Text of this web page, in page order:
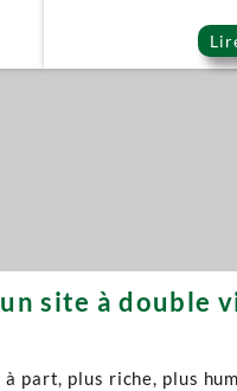
site à double
part, plus riche, plus